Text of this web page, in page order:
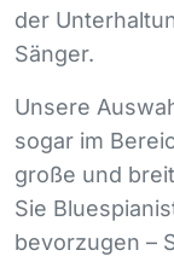
der
Sänger.
Unsere
sogar im
große und
Sie
bevorzugen –